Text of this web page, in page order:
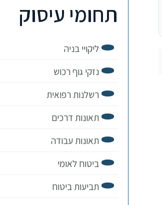
תחומי עיסוק
ליקויי בניה
נזקי גוף רכוש
רשלנות רפואית
תאונות דרכים
תאונות עבודה
ביטוח לאומי
תביעות ביטוח